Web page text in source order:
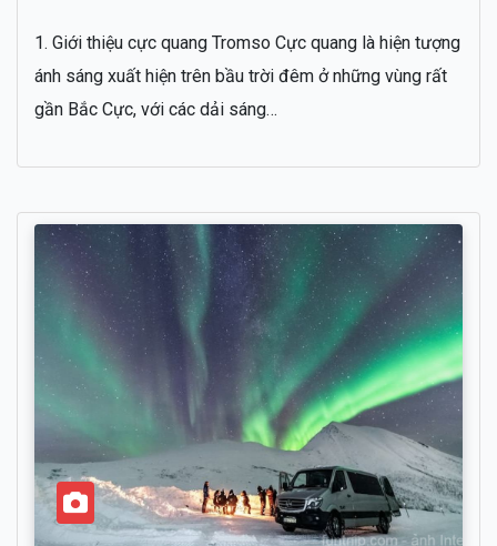
1. Giới thiệu cực quang Tromso Cực quang là hiện tượng
ánh sáng xuất hiện trên bầu trời đêm ở những vùng rất
gần Bắc Cực, với các dải sáng…